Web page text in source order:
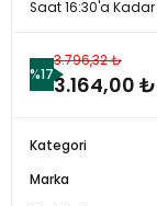
Saat 16:30'a
%17
3.796,32 ₺
3.164,00 ₺
Kategori
Marka